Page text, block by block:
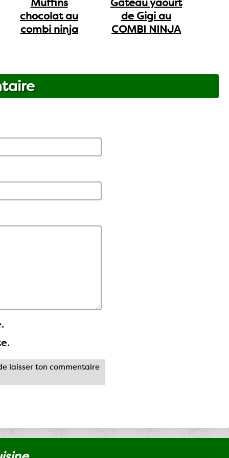
chocolat au
combi ninja
de Gigi au
COMBI NINJA
laisser ton commentaire